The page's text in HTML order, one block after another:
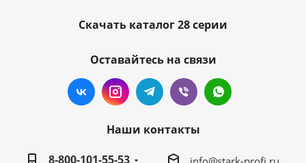
Скачать каталог 28 серии
Оставайтесь на связи
Наши контакты
8-800-101-55-53